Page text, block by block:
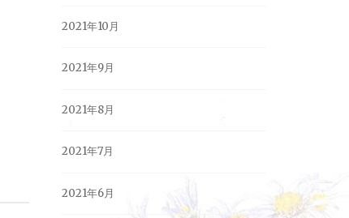
2021年10月
2021年9月
2021年8月
2021年7月
2021年6月